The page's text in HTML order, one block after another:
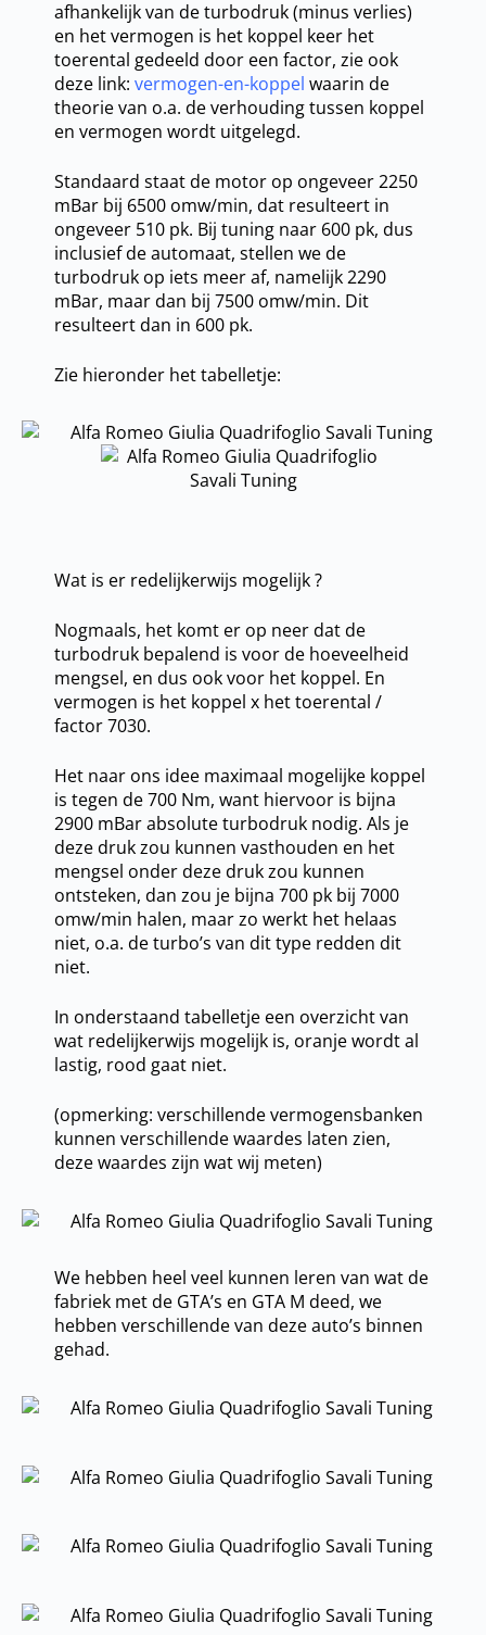
afhankelijk van de turbodruk (minus verlies)
en het vermogen is het koppel keer het
toerental gedeeld door een factor, zie ook
deze link: vermogen-en-koppel waarin de
theorie van o.a. de verhouding tussen koppel
en vermogen wordt uitgelegd.
Standaard staat de motor op ongeveer 2250
mBar bij 6500 omw/min, dat resulteert in
ongeveer 510 pk. Bij tuning naar 600 pk, dus
inclusief de automaat, stellen we de
turbodruk op iets meer af, namelijk 2290
mBar, maar dan bij 7500 omw/min. Dit
resulteert dan in 600 pk.
Zie hieronder het tabelletje:
Wat is er redelijkerwijs mogelijk ?
Nogmaals, het komt er op neer dat de
turbodruk bepalend is voor de hoeveelheid
mengsel, en dus ook voor het koppel. En
vermogen is het koppel x het toerental /
factor 7030.
Het naar ons idee maximaal mogelijke koppel
is tegen de 700 Nm, want hiervoor is bijna
2900 mBar absolute turbodruk nodig. Als je
deze druk zou kunnen vasthouden en het
mengsel onder deze druk zou kunnen
ontsteken, dan zou je bijna 700 pk bij 7000
omw/min halen, maar zo werkt het helaas
niet, o.a. de turbo’s van dit type redden dit
niet.
In onderstaand tabelletje een overzicht van
wat redelijkerwijs mogelijk is, oranje wordt al
lastig, rood gaat niet.
(opmerking: verschillende vermogensbanken
kunnen verschillende waardes laten zien,
deze waardes zijn wat wij meten)
We hebben heel veel kunnen leren van wat de
fabriek met de GTA’s en GTA M deed, we
hebben verschillende van deze auto’s binnen
gehad.